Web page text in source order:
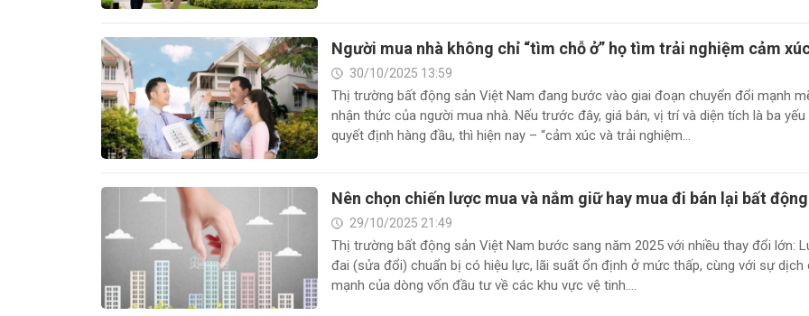
Người mua nhà không chỉ “tìm chỗ ở” họ tìm trải nghiệm cảm
30/10/2025 13:59
Thị trường bất động sản Việt Nam đang bước vào giai đoạn chuyển đổi mạnh
nhận thức của người mua nhà. Nếu trước đây, giá bán, vị trí và diện tích là ba
quyết định hàng đầu, thì hiện nay – “cảm xúc và trải nghiệm...
Nên chọn chiến lược mua và nắm giữ hay mua đi bán lại bất
29/10/2025 21:49
Thị trường bất động sản Việt Nam bước sang năm 2025 với nhiều thay đổi lớn:
đai (sửa đổi) chuẩn bị có hiệu lực, lãi suất ổn định ở mức thấp, cùng với sự dịch
mạnh của dòng vốn đầu tư về các khu vực vệ tinh....